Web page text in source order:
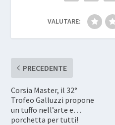
VALUTARE:
PRECEDENTE
Corsia Master, il 32°
Trofeo Galluzzi propone
un tuffo nell’arte e…
porchetta per tutti!